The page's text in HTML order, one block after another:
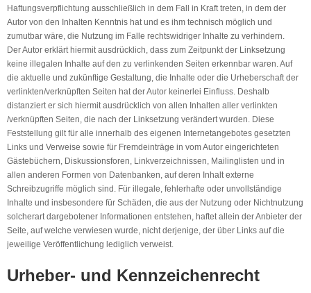
Haftungsverpflichtung ausschließlich in dem Fall in Kraft treten, in dem der
Autor von den Inhalten Kenntnis hat und es ihm technisch möglich und
zumutbar wäre, die Nutzung im Falle rechtswidriger Inhalte zu verhindern.
Der Autor erklärt hiermit ausdrücklich, dass zum Zeitpunkt der Linksetzung
keine illegalen Inhalte auf den zu verlinkenden Seiten erkennbar waren. Auf
die aktuelle und zukünftige Gestaltung, die Inhalte oder die Urheberschaft der
verlinkten/verknüpften Seiten hat der Autor keinerlei Einfluss. Deshalb
distanziert er sich hiermit ausdrücklich von allen Inhalten aller verlinkten
/verknüpften Seiten, die nach der Linksetzung verändert wurden. Diese
Feststellung gilt für alle innerhalb des eigenen Internetangebotes gesetzten
Links und Verweise sowie für Fremdeinträge in vom Autor eingerichteten
Gästebüchern, Diskussionsforen, Linkverzeichnissen, Mailinglisten und in
allen anderen Formen von Datenbanken, auf deren Inhalt externe
Schreibzugriffe möglich sind. Für illegale, fehlerhafte oder unvollständige
Inhalte und insbesondere für Schäden, die aus der Nutzung oder Nichtnutzung
solcherart dargebotener Informationen entstehen, haftet allein der Anbieter der
Seite, auf welche verwiesen wurde, nicht derjenige, der über Links auf die
jeweilige Veröffentlichung lediglich verweist.
Urheber- und Kennzeichenrecht